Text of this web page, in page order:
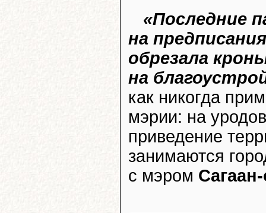
«Последние
на
обрезала
на
как никогда
мэрии: на
приведение
занимаются
с мэром